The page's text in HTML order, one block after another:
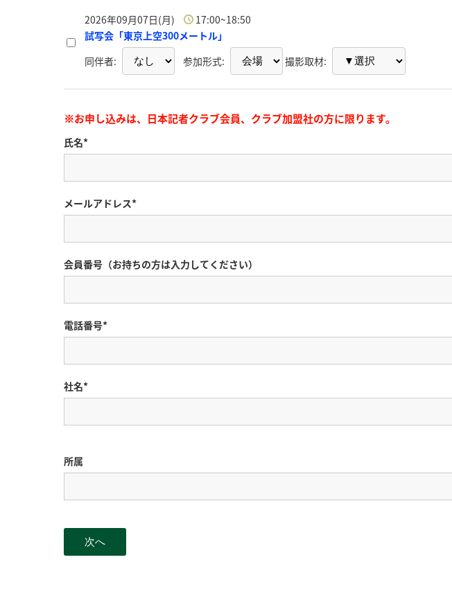
2026年09月07日(月)
17:00~18:50
試写会「東京上空300メートル」
同伴者:
参加形式: 撮影取材:
※お申し込みは、日本記者クラブ会員、クラブ加盟社の方に限ります。
氏名*
メールアドレス*
会員番号（お持ちの方は入力してください）
電話番号*
社名*
所属